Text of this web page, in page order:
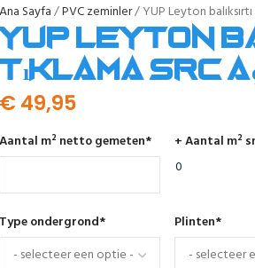
Ana Sayfa PVC zeminler YUP Leyton
YUP Leyton
tıklama SRC
€49,95
Aantal m² netto gemeten* + Aantal m²
Type ondergrond* Plinten*